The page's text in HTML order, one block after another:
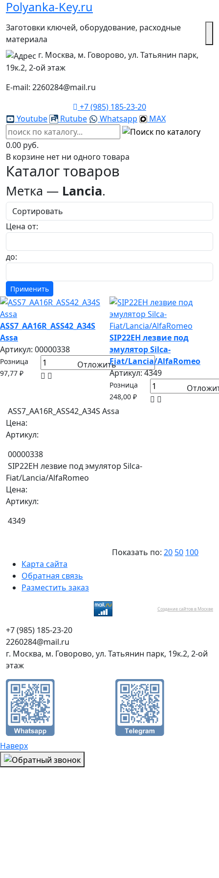
Polyanka-Key.ru
Заготовки ключей, оборудование, расходные
материала
г. Москва, м. Говорово, ул. Татьянин парк,
19к.2, 2-ой этаж
E-mail: 2260284@mail.ru
+7 (985) 185-23-20
Youtube
Rutube Whatsapp MAX
0.00 руб.
В корзине нет ни одного товара
Каталог товаров
Метка — Lancia.
Цена от:
до:
ASS7_AA16R_ASS42_A34S
Assa
Артикул: 00000338
Розница
97,77 ₽
Отложить
SIP22EH лезвие под
эмулятор Silca-
Fiat/Lancia/AlfaRomeo
Артикул: 4349
Розница
248,00 ₽
ASS7_AA16R_ASS42_A34S Assa
Цена:
Артикул:
00000338
SIP22EH лезвие под эмулятор Silca-
Fiat/Lancia/AlfaRomeo
Цена:
Артикул:
4349
Показать по: 20 50 100
Карта сайта
Обратная связь
Разместить заказ
Создание сайтов в Москве
+7 (985) 185-23-20
2260284@mail.ru
г. Москва, м. Говорово, ул. Татьянин парк, 19к.2, 2-ой
этаж
Наверх